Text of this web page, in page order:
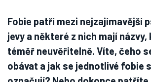
Fobie patří mezi nejzajímavější
jevy a některé z nich mají
téměř neuvěřitelně. Víte, čeho
obávat a jak se jednotlivé fobie